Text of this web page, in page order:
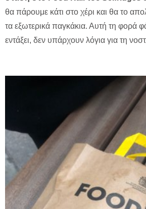
θα πάρουμε κάτι στο χέρι και θα το
τα εξωτερικά παγκάκια. Αυτή τη φορά
εντάξει, δεν υπάρχουν λόγια για τη